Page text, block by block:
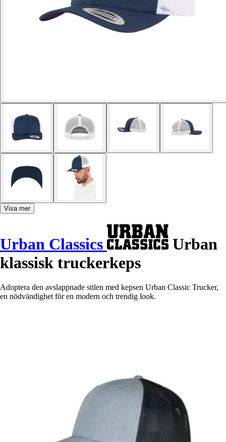
Visa mer
Urban Classics
Urban
klassisk truckerkeps
Adoptera den avslappnade stilen med kepsen Urban Classic Trucker,
en nödvändighet för en modern och trendig look.